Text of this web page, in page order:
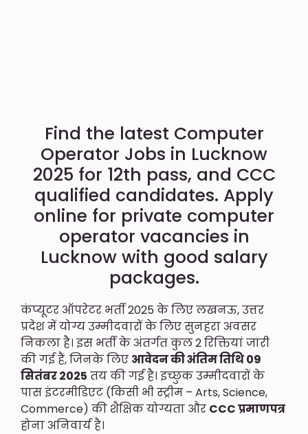
Find the latest Computer
Operator Jobs in Lucknow
2025 for 12th pass, and CCC
qualified candidates. Apply
online for private computer
operator vacancies in
Lucknow with good salary
packages.
कंप्यूटर ऑपरेटर भर्ती 2025 के लिए लखनऊ, उत्तर
प्रदेश में योग्य उम्मीदवारों के लिए सुनहरा अवसर
निकला है। इस भर्ती के अंतर्गत कुल 2 रिक्तियां जारी
की गई हैं, जिनके लिए आवेदन की अंतिम तिथि 09
सितंबर 2025 तय की गई है। इच्छुक उम्मीदवारों के
पास इंटरमीडिएट (किसी भी स्ट्रीम – Arts, Science,
Commerce) की शैक्षिक योग्यता और CCC प्रमाणपत्र
होना अनिवार्य है।